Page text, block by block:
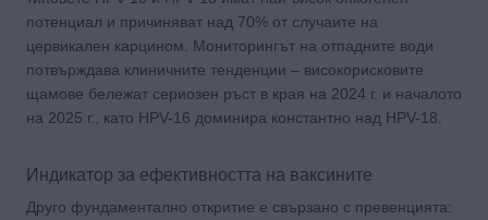
потенциал и причиняват над 70% от случаите на
цервикален карцином. Мониторингът на отпадните води
потвърждава клиничните тенденции – високорисковите
щамове бележат сериозен ръст в края на 2024 г. и началото
на 2025 г., като HPV-16 доминира константно над HPV-18.
Индикатор за ефективността на ваксините
Друго фундаментално откритие е свързано с превенцията: